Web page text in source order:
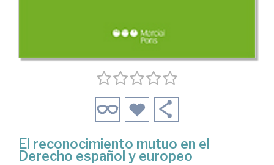
El reconocimiento mutuo en el
Derecho español y europeo